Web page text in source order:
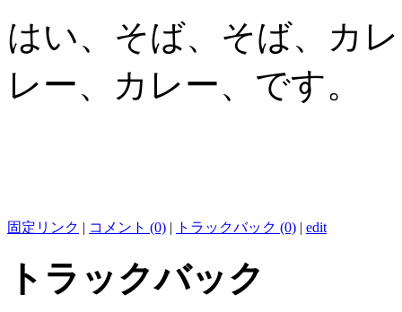
はい、そば、そば、カ
レー、カレー、です。
固定リンク | コメント (0) | トラックバック (0) | edit
トラックバック